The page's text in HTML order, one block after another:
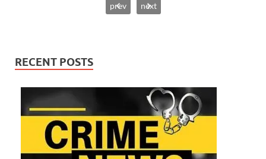
prev next
RECENT POSTS